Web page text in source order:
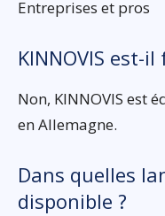
Entreprises et pros
KINNOVIS est-
Non, KINNOVIS est
en Allemagne.
Dans quelles
disponible ?